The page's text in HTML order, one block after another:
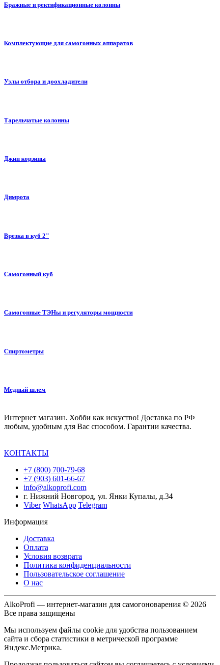
Бражные и ректификационные колонны
Комплектующие для самогонных аппаратов
Узлы отбора и доохладители
Тарельчатые колонны
Джин корзины
Димрота
Врезка в куб 2"
Самогонный куб
Самогонные ТЭНы и регуляторы мощности
Спиртометры
Медный шлем
Интернет магазин. Хобби как искуство! Доставка по РФ
любым, удобным для Вас способом. Гарантии качества.
КОНТАКТЫ
+7 (800) 700-79-68
+7 (903) 601-66-67
info@alkoprofi.com
г. Нижний Новгород, ул. Янки Купалы, д.34
Viber WhatsApp Telegram
Информация
Доставка
Оплата
Условия возврата
Политика конфиденциальности
Пользовательское соглашение
О нас
AlkoProfi — интернет-магазин для самогоноварения © 2026
Все права защищены
Мы используем файлы cookie для удобства пользованием
сайта и сбора статистики в метрической программе
Яндекс.Метрика.